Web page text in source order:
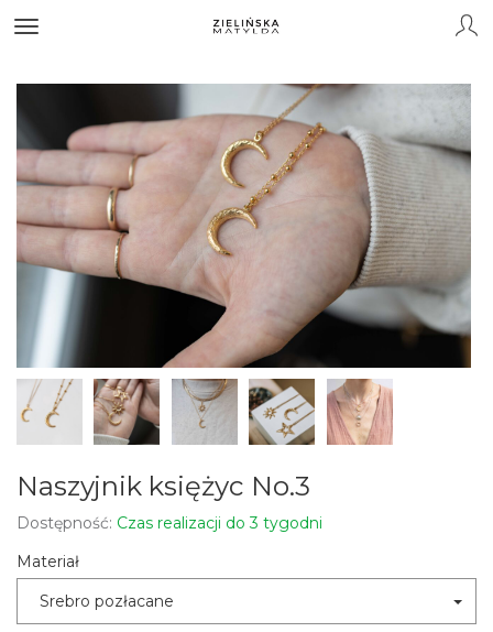
Naszyjnik księżyc No.3
Dostępność: Czas realizacji do 3 tygodni
Materiał
Srebro pozłacane